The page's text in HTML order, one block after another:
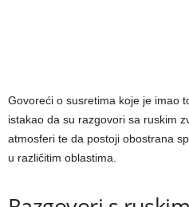
Govoreći o susretima koje je imao
istakao da su razgovori sa ruskim
atmosferi te da postoji obostrana
u različitim oblastima.